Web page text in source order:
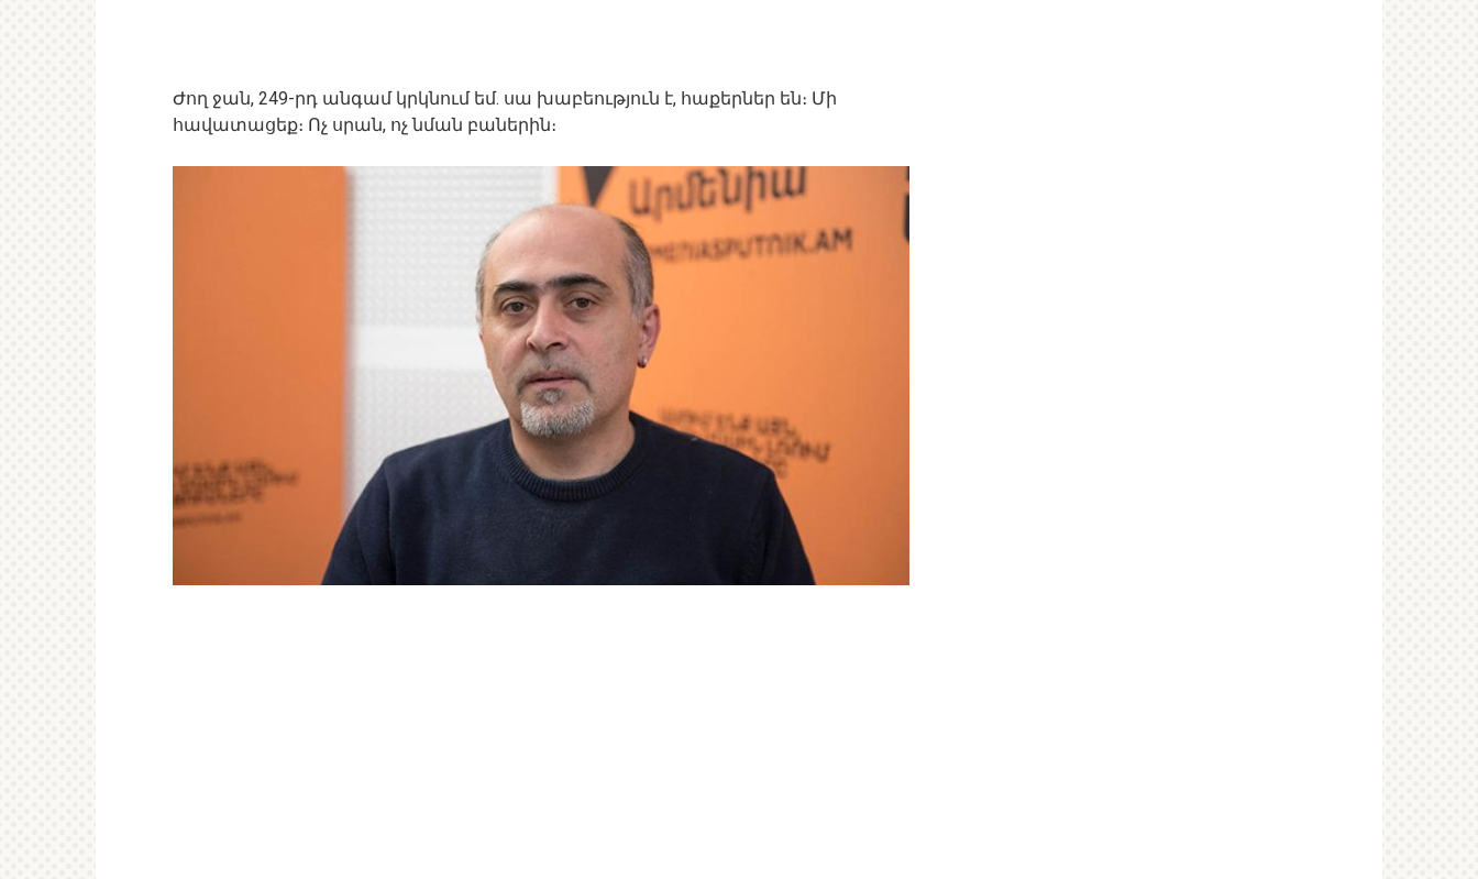
Ժող ջան, 249-րդ անգամ կրկնում եմ. սա խաբեություն է, հաքերներ են։ Մի
հավատացեք։ Ոչ սրան, ոչ նման բաներին։